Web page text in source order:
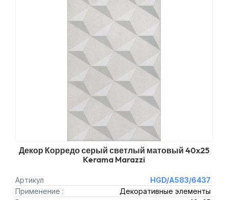
Декор Корредо серый светлый матовый 40x25
Kerama Marazzi
Артикул
HGD/A583/6437
Применение :
Декоративные элементы